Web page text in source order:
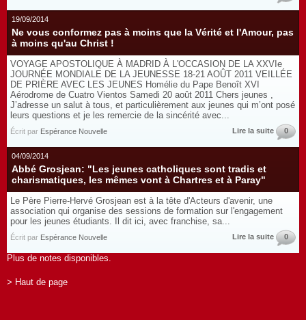
19/09/2014
Ne vous conformez pas à moins que la Vérité et l'Amour, pas
à moins qu'au Christ !
VOYAGE APOSTOLIQUE À MADRID À L'OCCASION DE LA XXVIe
JOURNÉE MONDIALE DE LA JEUNESSE 18-21 AOÛT 2011 VEILLÉE
DE PRIÈRE AVEC LES JEUNES Homélie du Pape Benoît XVI
Aérodrome de Cuatro Vientos Samedi 20 août 2011 Chers jeunes ,
J’adresse un salut à tous, et particulièrement aux jeunes qui m’ont posé
leurs questions et je les remercie de la sincérité avec...
Écrit par Espérance Nouvelle Lire la suite 0
04/09/2014
Abbé Grosjean: "Les jeunes catholiques sont tradis et
charismatiques, les mêmes vont à Chartres et à Paray"
Le Père Pierre-Hervé Grosjean est à la tête d'Acteurs d'avenir, une
association qui organise des sessions de formation sur l'engagement
pour les jeunes étudiants. Il dit ici, avec franchise, sa...
Écrit par Espérance Nouvelle Lire la suite 0
Plus de notes disponibles.
> Haut de page